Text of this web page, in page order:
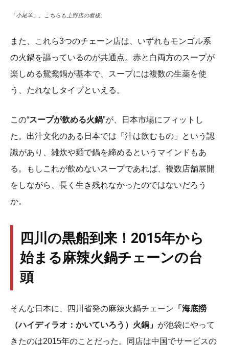
「小尾羊」。こちらも上野店の看板。
また、これら3つのチェーン店は、いずれもモンゴル系
の火鍋を謳っているのが共通点。赤と白両方のスープが
楽しめる鴛鴦鍋が基本で、スープには複数の生薬を使
う、たれなしタイプといえる。
この“スープが飲める火鍋”が、日本市場にフィットし
た。出汁文化のある日本では「汁は飲むもの」という認
識があり、雑炊や麺で鍋を締めるというマインドもあ
る。もしこれが飲めないスープであれば、複数店舗展開
をしながら、長く生き残れなかったのではないだろう
か。
四川の黒船到来！2015年から
始まる麻辣火鍋チェーンの台
頭
そんな日本に、四川省発の麻辣火鍋チェーン 「海底撈
（ハイディラオ：かいていろう）火鍋」 が池袋にやって
きたのは2015年のことだった。同店は中国でサービスの